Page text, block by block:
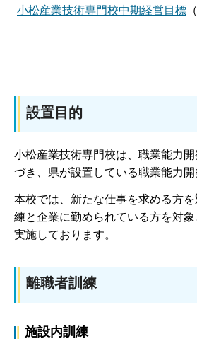
小松産業技術専門校中期経営目標
設置目的
小松産業技術専門校は、職業能力
づき、県が設置している職業能力開
本校では、新たな仕事を求める方を
練と企業に勤められている方を対
実施しております。
離職者訓練
施設内訓練